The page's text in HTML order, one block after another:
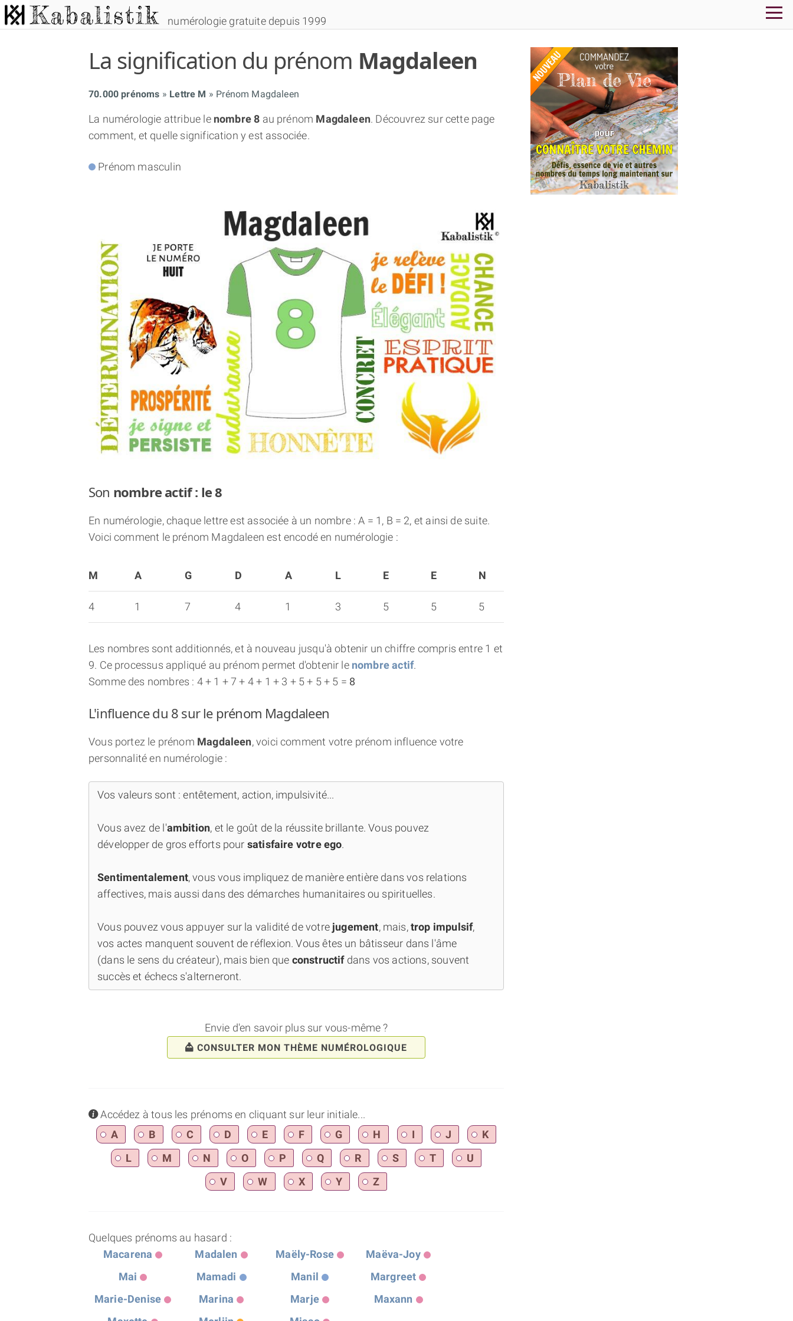
numérologie gratuite depuis 1999
La signification du prénom Magdaleen
70.000 prénoms Lettre M Prénom Magdaleen
La numérologie attribue le nombre 8 au prénom Magdaleen. Découvrez sur cette page
comment, et quelle signification y est associée.
Prénom masculin
Son nombre actif : le 8
En numérologie, chaque lettre est associée à un nombre : A = 1, B = 2, et ainsi de suite.
Voici comment le prénom Magdaleen est encodé en numérologie :
M A G D A L E E N
4 1 7 4 1 3 5 5 5
Les nombres sont additionnés, et à nouveau jusqu'à obtenir un chiffre compris entre 1 et
9. Ce processus appliqué au prénom permet d'obtenir le nombre actif.
Somme des nombres : 4 + 1 + 7 + 4 + 1 + 3 + 5 + 5 + 5 = 8
L'influence du 8 sur le prénom Magdaleen
Vous portez le prénom Magdaleen, voici comment votre prénom influence votre
personnalité en numérologie :
Vos valeurs sont : entêtement, action, impulsivité...
Vous avez de l'ambition, et le goût de la réussite brillante. Vous pouvez
développer de gros efforts pour satisfaire votre ego.
Sentimentalement, vous vous impliquez de manière entière dans vos relations
affectives, mais aussi dans des démarches humanitaires ou spirituelles.
Vous pouvez vous appuyer sur la validité de votre jugement, mais,trop impulsif,
vos actes manquent souvent de réflexion. Vous êtes un bâtisseur dans l'âme
(dans le sens du créateur), mais bien que constructifdans vos actions, souvent
succès et échecs s'alterneront.
Envie d'en savoir plus sur vous-même ?
CONSULTER MON THÈME NUMÉROLOGIQUE
infoAccédez à tous les prénoms en cliquant sur leur initiale...
A
B C D E F G H I J
K
L
M N O P Q R S T
U
V
W X Y Z
Quelques prénoms au hasard :
Macarena
Madalen Maëly-Rose
Maëva-Joy
Mai
Mamadi Manil
Margreet
Marie-Denise
Marina Marje
Maxann
NUMÉROSCOPE
THÈME « DOUBLE JE »
APPRENDRE LA NUMÉROLOGIE
EXPLORER LA NUMÉROLOGIE
70.000 PRÉNOMS
(À PROPOS)